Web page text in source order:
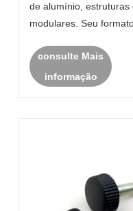
de alumínio,
modulares. Seu
aplicações que exigem
consulte Mais
informação